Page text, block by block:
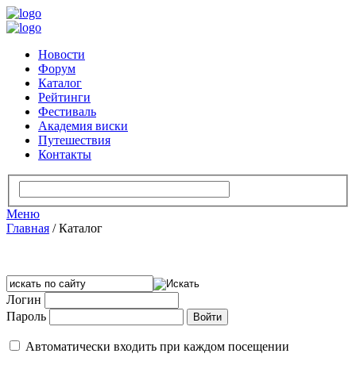
Новости
Форум
Каталог
Рейтинги
Фестиваль
Академия виски
Путешествия
Контакты
Меню
Главная /Каталог
Логин
Пароль
Автоматически входить при каждом посещении